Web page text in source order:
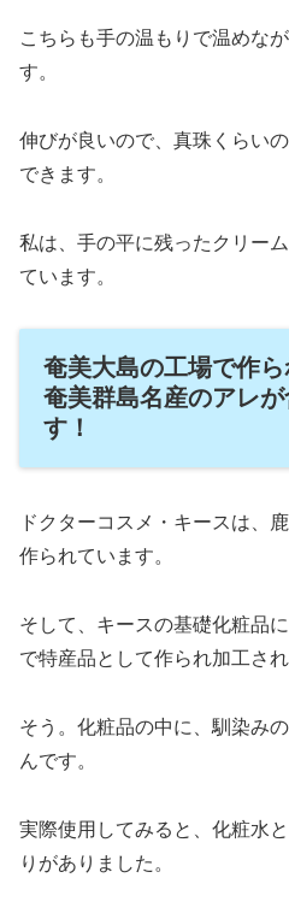
こちらも手の温もりで温めな
す。
伸びが良いので、真珠くらい
できます。
私は、手の平に残ったクリー
ています。
奄美大島の工場で作ら
奄美群島名産のアレ
す！
ドクターコスメ・キースは、
作られています。
そして、キースの基礎化粧品
で特産品として作られ加工さ
そう。化粧品の中に、馴染み
んです。
実際使用してみると、化粧水
りがありました。